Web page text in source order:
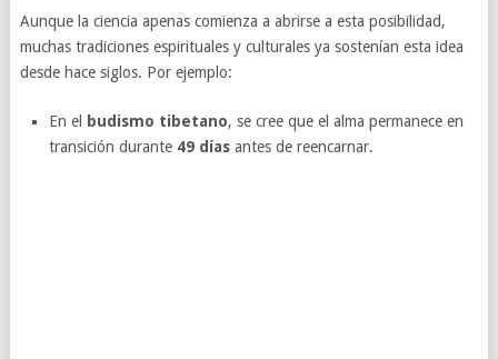
Aunque la ciencia apenas comienza a abrirse a esta posibilidad,
muchas tradiciones espirituales y culturales ya sostenían esta idea
desde hace siglos. Por ejemplo:
En el budismo tibetano, se cree que el alma permanece en
transición durante 49 días antes de reencarnar.